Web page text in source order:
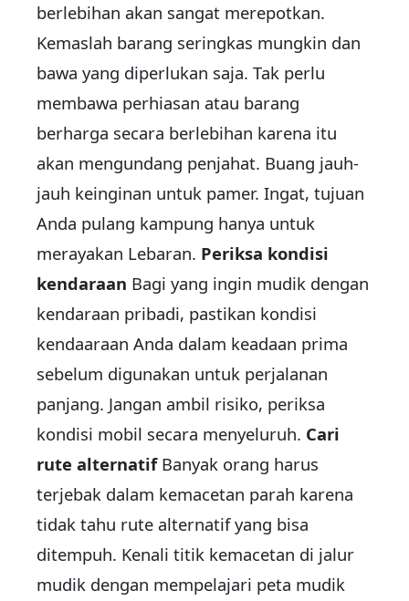
berlebihan akan sangat merepotkan.
Kemaslah barang seringkas mungkin dan
bawa yang diperlukan saja. Tak perlu
membawa perhiasan atau barang
berharga secara berlebihan karena itu
akan mengundang penjahat. Buang jauh-
jauh keinginan untuk pamer. Ingat, tujuan
Anda pulang kampung hanya untuk
merayakan Lebaran. Periksa kondisi
kendaraan Bagi yang ingin mudik dengan
kendaraan pribadi, pastikan kondisi
kendaaraan Anda dalam keadaan prima
sebelum digunakan untuk perjalanan
panjang. Jangan ambil risiko, periksa
kondisi mobil secara menyeluruh. Cari
rute alternatifBanyak orang harus
terjebak dalam kemacetan parah karena
tidak tahu rute alternatif yang bisa
ditempuh. Kenali titik kemacetan di jalur
mudik dengan mempelajari peta mudik